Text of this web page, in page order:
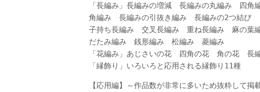
「長編み」長編みの増減 長編みの丸編み 四
角編み 長編みの引抜き編み 長編みの2つ結び
子持ち長編み 交叉長編み 重ね長編み 麻の
だたみ編み 銭形編み 松編み 菱編み
「花編み」あじさいの花 四角の花 角の花
「縁飾り」いろいろと応用される縁飾り11種
【応用編】～作品数が非常に多いため抜粋して掲